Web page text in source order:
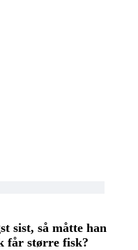
sist, så måtte han
får større fisk?